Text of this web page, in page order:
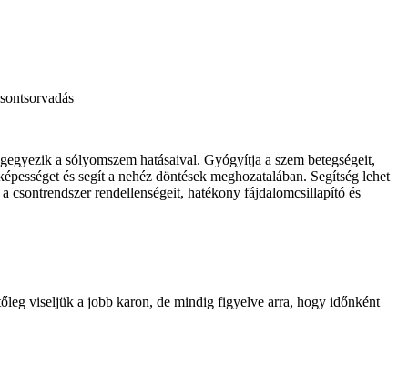
a sólyomszem hatásaival. Gyógyítja a szem betegségeit,
és segít a nehéz döntések meghozatalában. Segítség lehet
csontrendszer rendellenségeit, hatékony fájdalomcsillapító és
viseljük a jobb karon, de mindig figyelve arra, hogy időnként